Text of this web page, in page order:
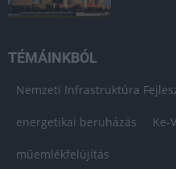
TÉMÁINKBÓL
Nemzeti Infrastruktúra
energetikai beruházás Ke-
műemlékfelújítás